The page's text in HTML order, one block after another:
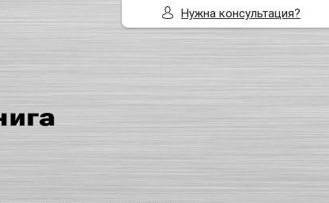
Нужна консультация?